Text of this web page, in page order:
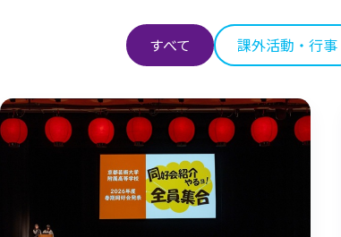
すべて 課外活動・行事